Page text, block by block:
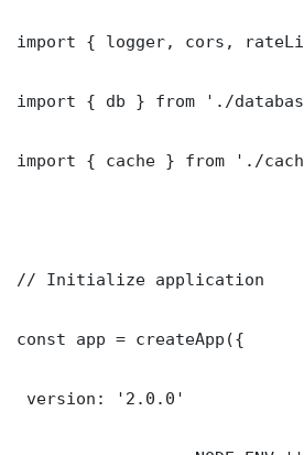
import { logger, cors,
import { db } from './
import { cache } from './
// Initialize application
const app = createApp({
version: '2.0.0'